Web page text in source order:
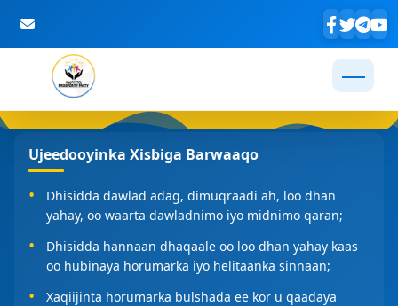
Skip to Main Content
Ujeedooyinka Xisbiga Barwaaqo
Dhisidda dawlad adag, dimuqraadi ah, loo dhan
yahay, oo waarta dawladnimo iyo midnimo qaran;
Dhisidda hannaan dhaqaale oo loo dhan yahay kaas
oo hubinaya horumarka iyo helitaanka sinnaan;
Xaqiijinta horumarka bulshada ee kor u qaadaya